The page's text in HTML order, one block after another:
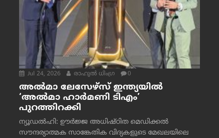
Jul 24, 2026 രാഹുല്‍ ധിംഗ്ര 0
അൽമാ ലേസേഴ്സ് ഇന്ത്യയിൽ
‘അൽമാ ഹാർമണി ടിഎം’
പുറത്തിറക്കി
ന്യൂഡൽഹി: ഊർജ്ജ അധിഷ്ഠിത മെഡിക്കൽ
സൗന്ദര്യാത്മക സാങ്കേതിക വിദ്യകളുടെ മേഖലയിലെ